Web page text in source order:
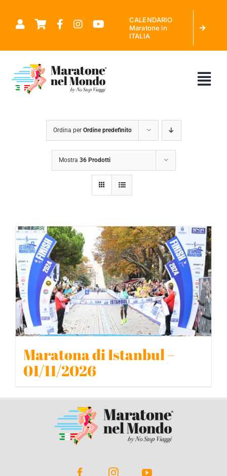
CALENDARIO
Maratone in
ITALIA
CHI SIAMO
MARATONE NEL MONDO
CALENDARIO MARATONE IN ITALIA
BLOG
CONTATTACI
Ordina per Ordine predefinito
Mostra 36 Prodotti
Maratona di Istanbul –
01/11/2026